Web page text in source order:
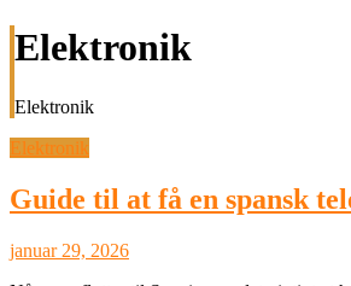
Elektronik
Elektronik
Elektronik
Guide til at få en spansk
januar 29, 2026